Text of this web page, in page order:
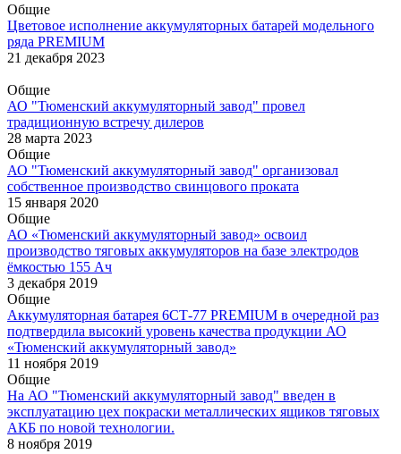
Общие
Цветовое исполнение аккумуляторных батарей модельного
ряда PREMIUM
21 декабря 2023
Общие
АО "Тюменский аккумуляторный завод" провел
традиционную встречу дилеров
28 марта 2023
Общие
АО "Тюменский аккумуляторный завод" организовал
собственное производство свинцового проката
15 января 2020
Общие
АО «Тюменский аккумуляторный завод» освоил
производство тяговых аккумуляторов на базе электродов
ёмкостью 155 Ач
3 декабря 2019
Общие
Аккумуляторная батарея 6СТ-77 PREMIUM в очередной раз
подтвердила высокий уровень качества продукции АО
«Тюменский аккумуляторный завод»
11 ноября 2019
Общие
На АО "Тюменский аккумуляторный завод" введен в
эксплуатацию цех покраски металлических ящиков тяговых
АКБ по новой технологии.
8 ноября 2019